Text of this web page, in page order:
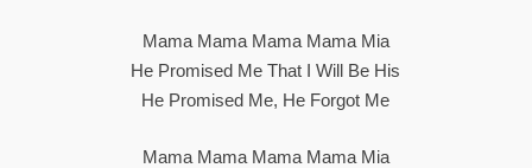
Mama Mama Mama Mama Mia
He Promised Me That I Will Be His
He Promised Me, He Forgot Me
Mama Mama Mama Mama Mia